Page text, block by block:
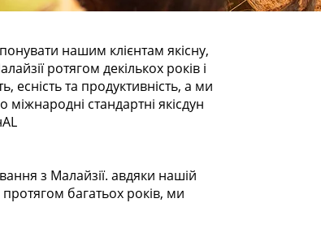
нашим клієнтам якісну,
ротягом декількох років і
есність та продуктивність, а ми
стандартні якісдун
з Малайзії. авдяки нашій
багатьох років, ми